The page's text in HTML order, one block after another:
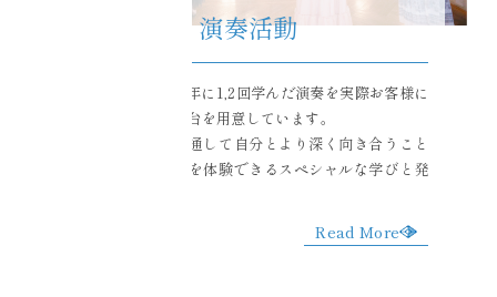
演奏活動
CIel Echoでは、年に1,2回学んだ演奏を実際お客様に
向けて演奏する舞台を用意しています。
舞台に立つことを通して自分とより深く向き合うこと
ができ、また現場を体験できるスペシャルな学びと発
Read More